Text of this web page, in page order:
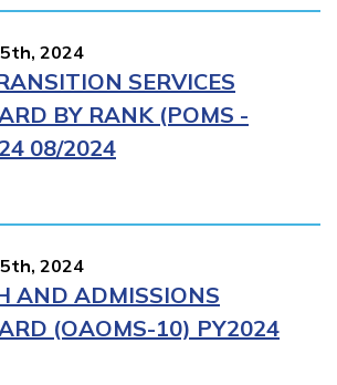
2024
SERVICES
BY RANK (POMS -
08/2024
2024
AND ADMISSIONS
(OAOMS-10) PY2024